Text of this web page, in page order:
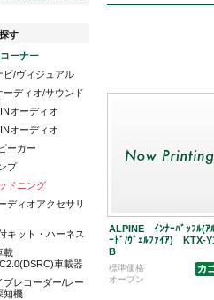
す
ーナー
ビ/ヴィジュアル
ーディオ/サウンド
オーディオ
オーディオ
ーカー
プ
ドニング
ディオアクセサリ
キット・ハーネス
載
車載器
ブレコーダー/レー
知機
ALPINE ｲﾝﾅｰﾊﾞｯﾌﾙ(ｱ
ｰﾄﾞ/ｳﾞｪﾙﾌｧｲｱ) KTX-
B
標準価格
オープン